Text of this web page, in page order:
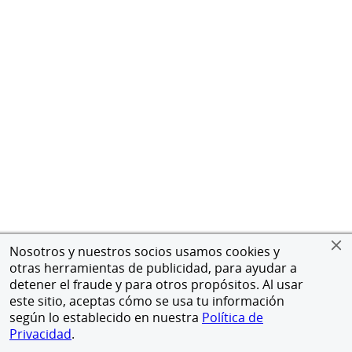
Nosotros y nuestros socios usamos cookies y
otras herramientas de publicidad, para ayudar a
detener el fraude y para otros propósitos. Al usar
este sitio, aceptas cómo se usa tu información
según lo establecido en nuestra Política de
Privacidad.